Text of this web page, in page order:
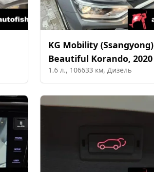
KG Mobility (Ssangyong)
Beautiful Korando, 2020
1.6 л., 106633 км, Дизель